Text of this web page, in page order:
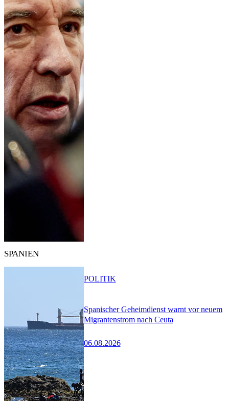
SPANIEN
Spanischer Geheimdienst warnt vor neuem
Migrantenstrom nach Ceuta
06.08.2026
POLITIK